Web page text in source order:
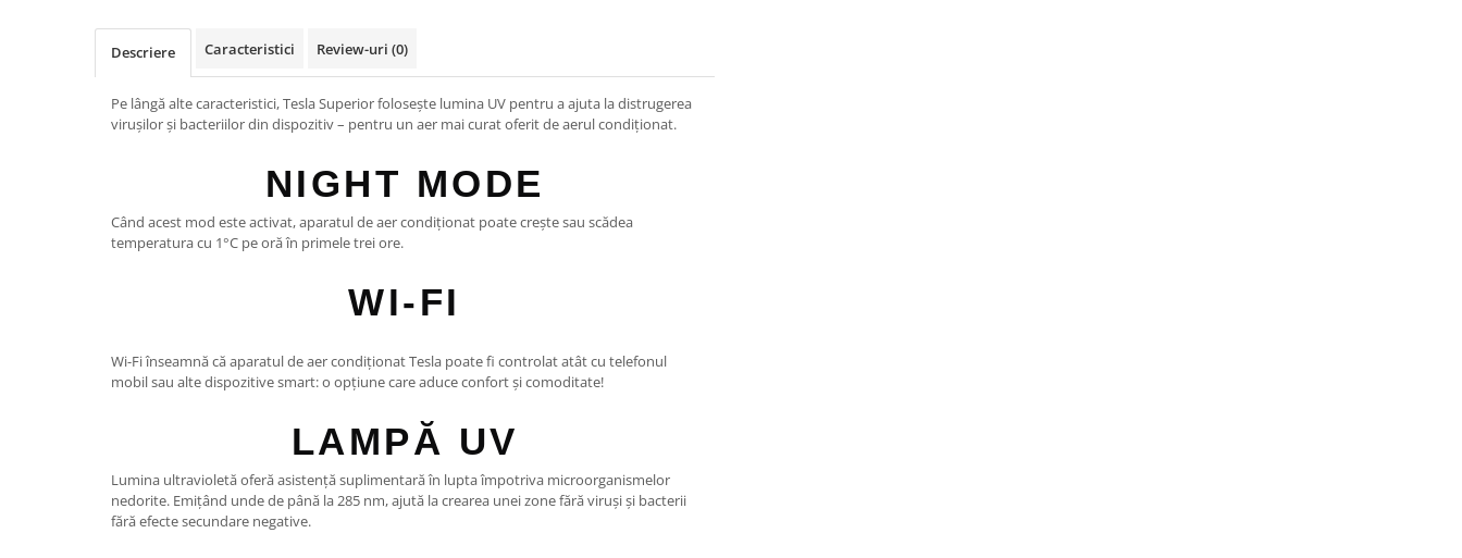
Descriere Caracteristici Review-uri (0)
Pe lângă alte caracteristici, Tesla Superior folosește lumina UV pentru a ajuta la distrugerea
virușilor și bacteriilor din dispozitiv – pentru un aer mai curat oferit de aerul condiționat.
NIGHT MODE
Când acest mod este activat, aparatul de aer condiționat poate crește sau scădea
temperatura cu 1°C pe oră în primele trei ore.
WI-FI
Wi-Fi înseamnă că aparatul de aer condiționat Tesla poate fi controlat atât cu telefonul
mobil sau alte dispozitive smart: o opțiune care aduce confort și comoditate!
LAMPĂ UV
Lumina ultravioletă oferă asistență suplimentară în lupta împotriva microorganismelor
nedorite. Emițând unde de până la 285 nm, ajută la crearea unei zone fără viruși și bacterii
fără efecte secundare negative.